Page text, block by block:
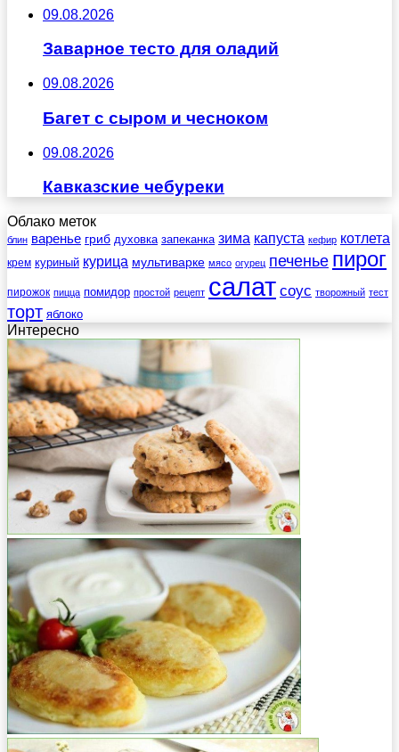
09.08.2026
Заварное тесто для оладий
09.08.2026
Багет с сыром и чесноком
09.08.2026
Кавказские чебуреки
Облако меток
блин варенье гриб духовка запеканка зима капуста кефир котлета
крем куриный курица мультиварке мясо огурец печенье пирог
пирожок пицца помидор простой рецепт салат соус творожный тест
торт яблоко
Интересно